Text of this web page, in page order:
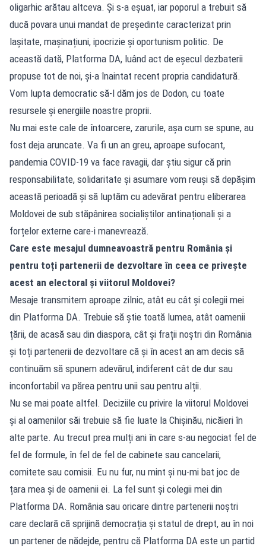
oligarhic arătau altceva. Și s-a eșuat, iar poporul a trebuit să
ducă povara unui mandat de președinte caracterizat prin
lașitate, mașinațiuni, ipocrizie și oportunism politic. De
această dată, Platforma DA, luând act de eșecul dezbaterii
propuse tot de noi, și-a înaintat recent propria candidatură.
Vom lupta democratic să-l dăm jos de Dodon, cu toate
resursele și energiile noastre proprii.
Nu mai este cale de întoarcere, zarurile, așa cum se spune, au
fost deja aruncate. Va fi un an greu, aproape sufocant,
pandemia COVID-19 va face ravagii, dar știu sigur că prin
responsabilitate, solidaritate și asumare vom reuși să depășim
această perioadă și să luptăm cu adevărat pentru eliberarea
Moldovei de sub stăpânirea socialiștilor antinaționali și a
forțelor externe care-i manevrează.
Care este mesajul dumneavoastră pentru România și
pentru toți partenerii de dezvoltare în ceea ce privește
acest an electoral și viitorul Moldovei?
Mesaje transmitem aproape zilnic, atât eu cât și colegii mei
din Platforma DA. Trebuie să știe toată lumea, atât oamenii
țării, de acasă sau din diaspora, cât și frații noștri din România
și toți partenerii de dezvoltare că și în acest an am decis să
continuăm să spunem adevărul, indiferent cât de dur sau
inconfortabil va părea pentru unii sau pentru alții.
Nu se mai poate altfel. Deciziile cu privire la viitorul Moldovei
și al oamenilor săi trebuie să fie luate la Chișinău, nicăieri în
alte parte. Au trecut prea mulți ani în care s-au negociat fel de
fel de formule, în fel de fel de cabinete sau cancelarii,
comitete sau comisii. Eu nu fur, nu mint și nu-mi bat joc de
țara mea și de oamenii ei. La fel sunt și colegii mei din
Platforma DA. România sau oricare dintre partenerii noștri
care declară că sprijină democrația și statul de drept, au în noi
un partener de nădejde, pentru că Platforma DA este un partid